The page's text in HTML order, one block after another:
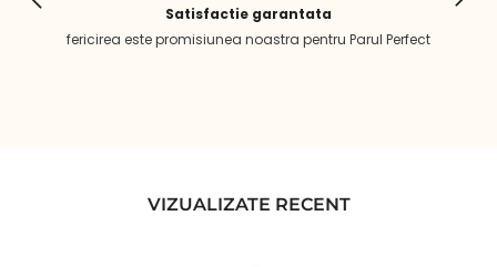
Satisfactie garantata
fericirea este promisiunea noastra pentru Parul Perfect
VIZUALIZATE RECENT